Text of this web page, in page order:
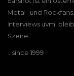
Metal- und
Interviews uvm.
Szene.
…since 1999